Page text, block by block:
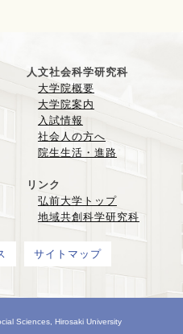
人文社会科学研究科
大学院概要
大学院案内
入試情報
社会人の方へ
院生生活・進路
リンク
弘前大学トップ
地域共創科学研究科
サイトマップ
Sciences, Hirosaki University